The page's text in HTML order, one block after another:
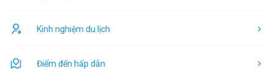
Kinh nghiệm du lịch
Điểm đến hấp dẫn